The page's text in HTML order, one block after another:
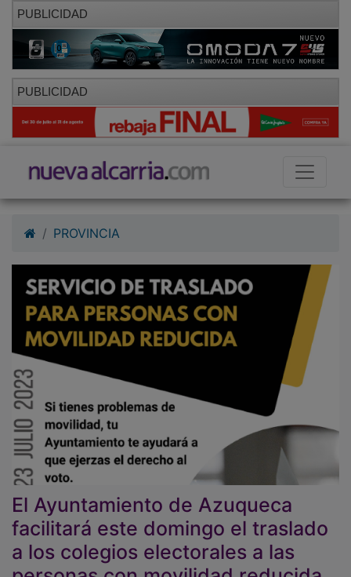
PUBLICIDAD
PUBLICIDAD
El Ayuntamiento de Azuqueca
facilitará este domingo el traslado
a los colegios electorales a las
personas con movilidad reducida